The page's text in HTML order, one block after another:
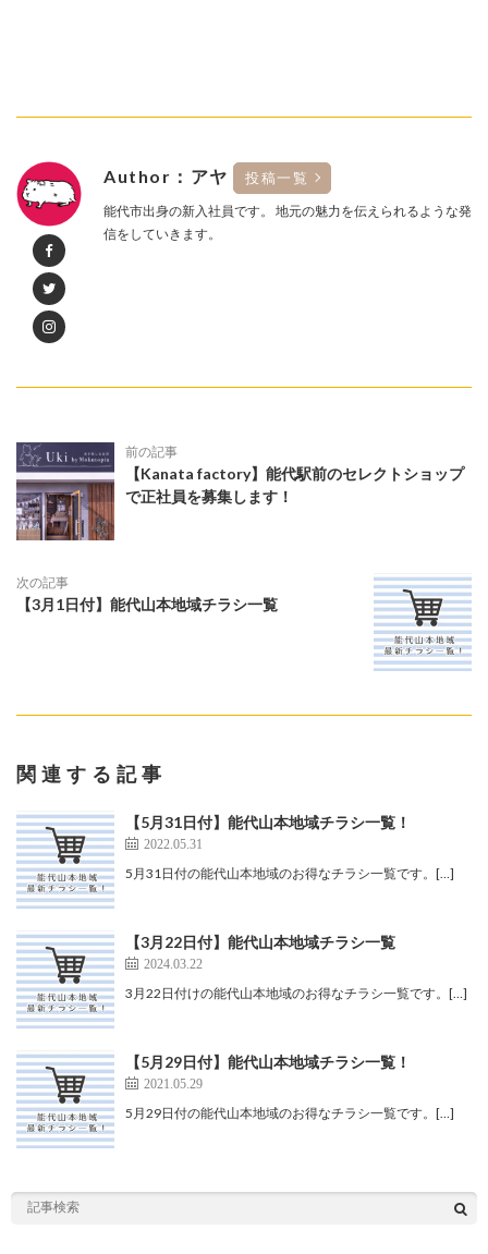
Author：アヤ 投稿一覧
能代市出身の新入社員です。 地元の魅力を伝えられるような発
信をしていきます。
前の記事
【Kanata factory】能代駅前のセレクトショップ
で正社員を募集します！
次の記事
【3月1日付】能代山本地域チラシ一覧
関連する記事
【5月31日付】能代山本地域チラシ一覧！
2022.05.31
5月31日付の能代山本地域のお得なチラシ一覧です。[…]
【3月22日付】能代山本地域チラシ一覧
2024.03.22
3月22日付けの能代山本地域のお得なチラシ一覧です。[…]
【5月29日付】能代山本地域チラシ一覧！
2021.05.29
5月29日付の能代山本地域のお得なチラシ一覧です。[…]